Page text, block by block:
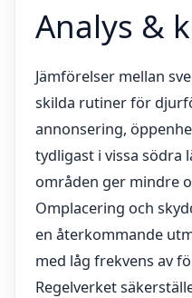
Analys &
Jämförelser mellan
skilda rutiner för
annonsering,
tydligast i vissa södra
områden ger mindre
Omplacering och
en återkommande
med låg frekvens av
Regelverket